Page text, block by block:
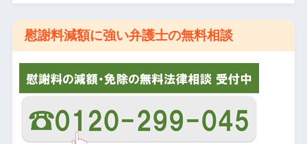
慰謝料減額に強い弁護士の無料相談